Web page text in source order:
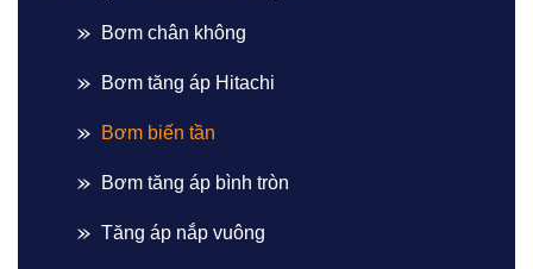
Bơm chân không
Bơm tăng áp Hitachi
Bơm biến tần
Bơm tăng áp bình tròn
Tăng áp nắp vuông